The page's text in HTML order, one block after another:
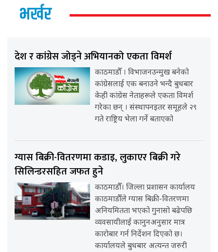
भर्खर
देश र कांग्रेस जोड्ने अभियानको एकता विमर्श
काठमाडौँ । विभाजनउन्मुख बनेको
कांग्रेसलाई एक बनाउने भन्दै बुधबार
केही कांग्रेस नेताहरूले एकता विमर्श
गरेका छन् । संस्थापनइतर समूहले २९
गते राष्ट्रिय भेला गर्ने बताएको
ग्यास बिक्री-वितरणमा कडाइ, लुकाएर बिक्री गरे
सिलिन्डरसहित जफत हुने
काठमाडौँ। जिल्ला प्रशासन कार्यालय
काठमाडौँले ग्यास बिक्री-वितरणमा
अनियमितता भएको गुनासो बढेपछि
व्यवसायीलाई कानुनअनुसार मात्र
कारोबार गर्न निर्देशन दिएको छ।
कार्यालयले बुधबार अत्यन्त जरुरी